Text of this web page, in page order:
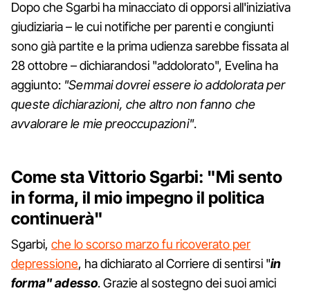
Dopo che Sgarbi ha minacciato di opporsi all'iniziativa
giudiziaria – le cui notifiche per parenti e congiunti
sono già partite e la prima udienza sarebbe fissata al
28 ottobre – dichiarandosi "addolorato", Evelina ha
aggiunto: "Semmai dovrei essere io addolorata per
queste dichiarazioni, che altro non fanno che
avvalorare le mie preoccupazioni".
Come sta Vittorio Sgarbi: "Mi sento
in forma, il mio impegno il politica
continuerà"
Sgarbi, che lo scorso marzo fu ricoverato per
depressione, ha dichiarato al Corriere di sentirsi "in
forma" adesso. Grazie al sostegno dei suoi amici